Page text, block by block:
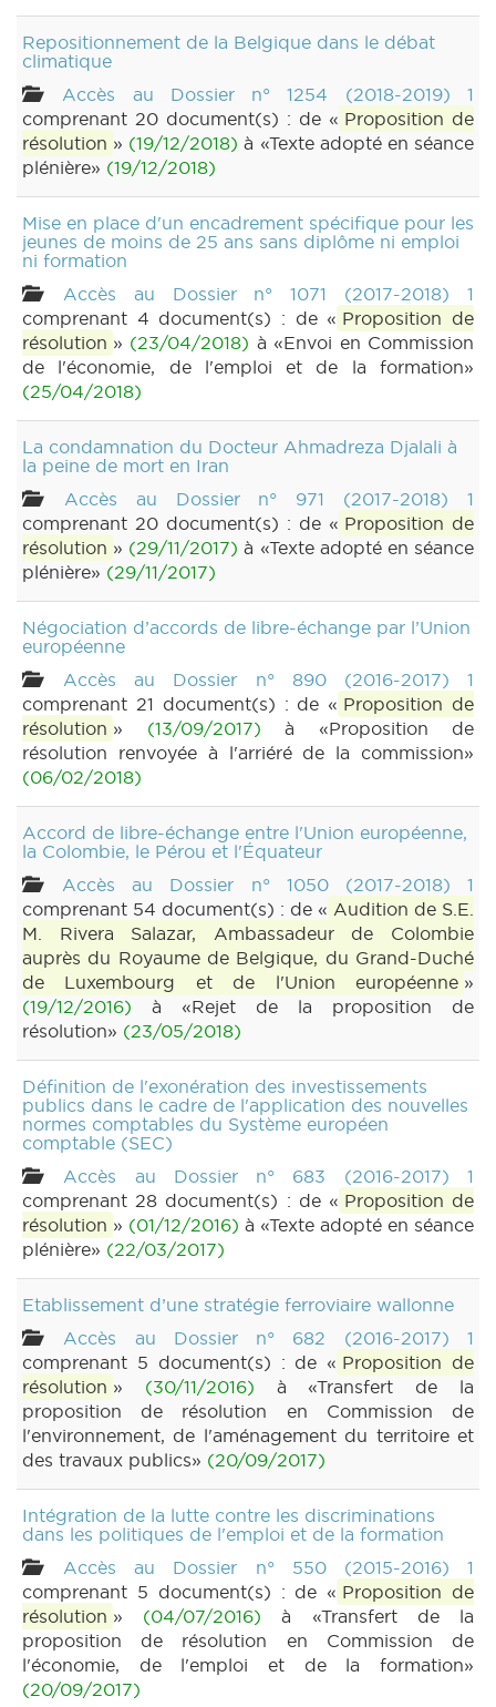
Repositionnement de la Belgique dans le débat
climatique
Accès au Dossier n° 1254 (2018-2019) 1
comprenant 20 document(s) : de « Proposition de
résolution » (19/12/2018) à «Texte adopté en séance
plénière» (19/12/2018)
Mise en place d'un encadrement spécifique pour les
jeunes de moins de 25 ans sans diplôme ni emploi
ni formation
Accès au Dossier n° 1071 (2017-2018) 1
comprenant 4 document(s) : de « Proposition de
résolution » (23/04/2018) à «Envoi en Commission
de l'économie, de l'emploi et de la formation»
(25/04/2018)
La condamnation du Docteur Ahmadreza Djalali à
la peine de mort en Iran
Accès au Dossier n° 971 (2017-2018) 1
comprenant 20 document(s) : de « Proposition de
résolution » (29/11/2017) à «Texte adopté en séance
plénière» (29/11/2017)
Négociation d’accords de libre-échange par l’Union
européenne
Accès au Dossier n° 890 (2016-2017) 1
comprenant 21 document(s) : de « Proposition de
résolution » (13/09/2017) à «Proposition de
résolution renvoyée à l'arriéré de la commission»
(06/02/2018)
Accord de libre-échange entre l'Union européenne,
la Colombie, le Pérou et l'Équateur
Accès au Dossier n° 1050 (2017-2018) 1
comprenant 54 document(s) : de « Audition de S.E.
M. Rivera Salazar, Ambassadeur de Colombie
auprès du Royaume de Belgique, du Grand-Duché
de Luxembourg et de l'Union européenne »
(19/12/2016) à «Rejet de la proposition de
résolution» (23/05/2018)
Définition de l'exonération des investissements
publics dans le cadre de l'application des nouvelles
normes comptables du Système européen
comptable (SEC)
Accès au Dossier n° 683 (2016-2017) 1
comprenant 28 document(s) : de « Proposition de
résolution » (01/12/2016) à «Texte adopté en séance
plénière» (22/03/2017)
Etablissement d’une stratégie ferroviaire wallonne
Accès au Dossier n° 682 (2016-2017) 1
comprenant 5 document(s) : de « Proposition de
résolution » (30/11/2016) à «Transfert de la
proposition de résolution en Commission de
l'environnement, de l'aménagement du territoire et
des travaux publics» (20/09/2017)
Intégration de la lutte contre les discriminations
dans les politiques de l'emploi et de la formation
Accès au Dossier n° 550 (2015-2016) 1
comprenant 5 document(s) : de « Proposition de
résolution » (04/07/2016) à «Transfert de la
proposition de résolution en Commission de
l'économie, de l'emploi et de la formation»
(20/09/2017)